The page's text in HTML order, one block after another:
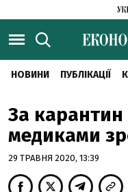
НОВИНИ ПУБЛІКАЦІЇ
За
медиками
29 ТРАВНЯ 2020, 13:39